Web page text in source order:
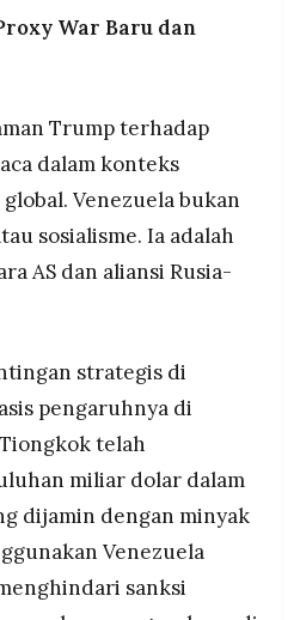
War Baru dan
Trump terhadap
dalam konteks
Venezuela bukan
sosialisme. Ia adalah
AS dan aliansi Rusia-
strategis di
pengaruhnya di
telah
miliar dolar dalam
dijamin dengan minyak
Venezuela
sanksi